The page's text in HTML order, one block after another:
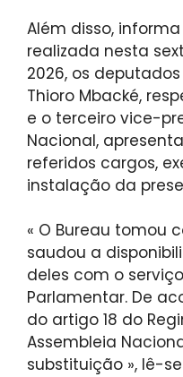
Além disso,
realizada nesta
2026, os
Thioro Mbacké,
e o terceiro vice-
Nacional,
referidos cargos,
instalação da
« O Bureau tomou
saudou a
deles com o
Parlamentar. De
do artigo 18 do
Assembleia
substituição », lê-